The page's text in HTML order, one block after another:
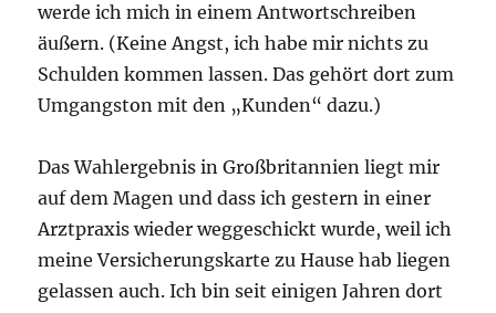
werde ich mich in einem Antwortschreiben
äußern. (Keine Angst, ich habe mir nichts zu
Schulden kommen lassen. Das gehört dort zum
Umgangston mit den „Kunden“ dazu.)
Das Wahlergebnis in Großbritannien liegt mir
auf dem Magen und dass ich gestern in einer
Arztpraxis wieder weggeschickt wurde, weil ich
meine Versicherungskarte zu Hause hab liegen
gelassen auch. Ich bin seit einigen Jahren dort